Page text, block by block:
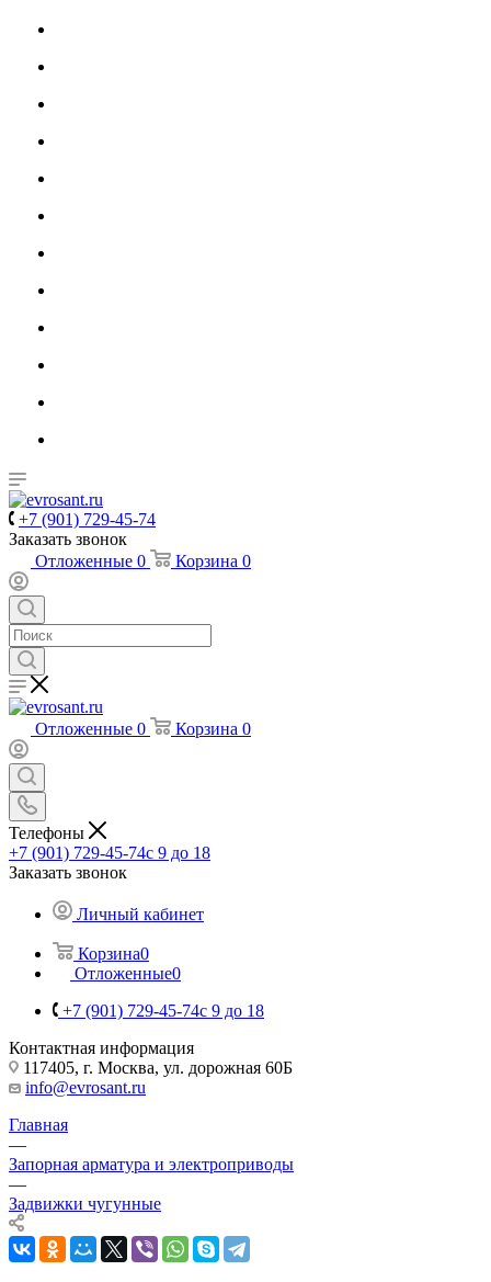
+7 (901) 729-45-74
Заказать звонок
Отложенные 0 Корзина 0
Отложенные 0 Корзина 0
Телефоны
+7 (901) 729-45-74c 9 до 18
Заказать звонок
Личный кабинет
Корзина0
Отложенные0
+7 (901) 729-45-74c 9 до 18
Контактная информация
117405, г. Москва, ул. дорожная 60Б
info@evrosant.ru
Главная
—
Запорная арматура и электроприводы
—
Задвижки чугунные